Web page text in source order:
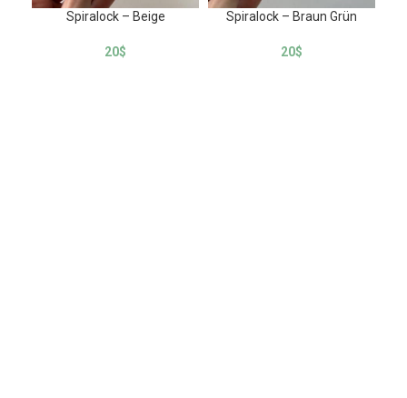
Spiralock – Beige
20$
Spiralock – Braun Grün
20$